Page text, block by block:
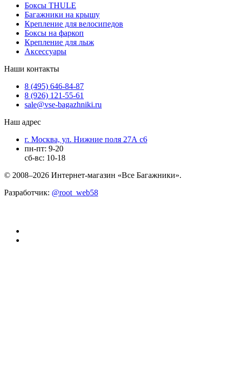
Боксы THULE
Багажники на крышу
Крепление для велосипедов
Боксы на фаркоп
Крепление для лыж
Аксессуары
Наши контакты
8 (495) 646-84-87
8 (926) 121-55-61
sale@vse-bagazhniki.ru
Наш адрес
г. Москва, ул. Нижние поля 27А с6
пн-пт: 9-20
сб-вс: 10-18
© 2008–2026 Интернет-магазин «Все Багажники».
Разработчик: @root_web58